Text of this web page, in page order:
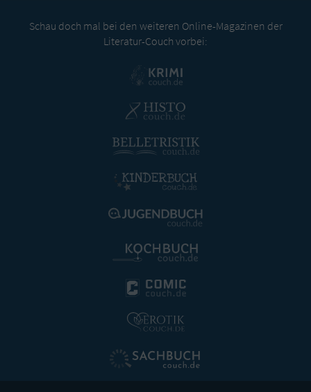
Schau doch mal bei den weiteren Online-Magazinen der
Literatur-Couch vorbei: